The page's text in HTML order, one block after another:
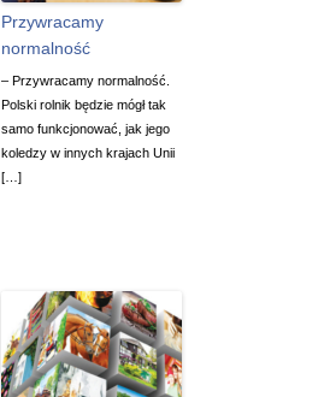
Przywracamy
normalność
– Przywracamy normalność.
Polski rolnik będzie mógł tak
samo funkcjonować, jak jego
koledzy w innych krajach Unii
[…]